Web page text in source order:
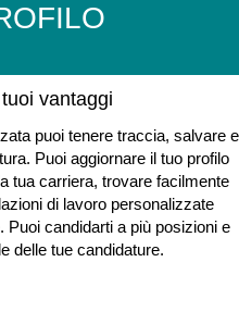
tuoi vantaggi
puoi tenere traccia, salvare e
Puoi aggiornare il tuo profilo
tua carriera, trovare facilmente
di lavoro personalizzate
Puoi candidarti a più posizioni e
delle tue candidature.